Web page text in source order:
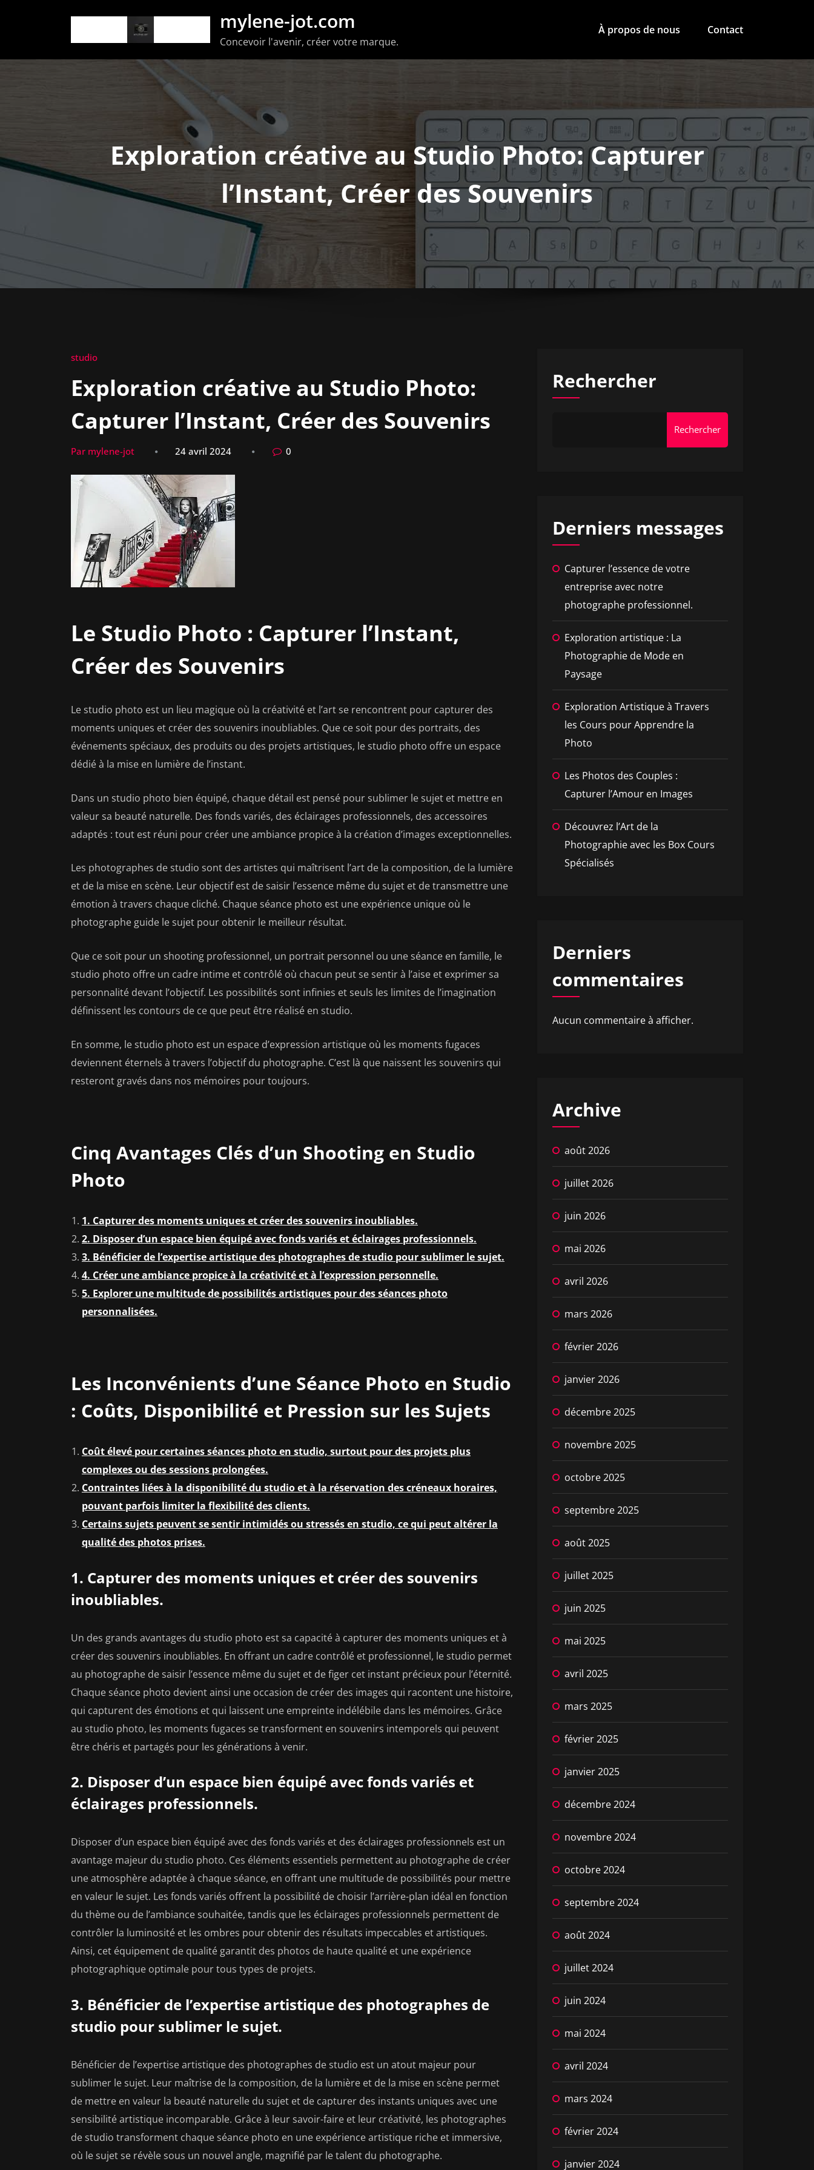
mylene-jot.com
Concevoir l'avenir, créer votre marque.
À propos de nous Contact
Exploration créative au Studio Photo: Capturer
l’Instant, Créer des Souvenirs
studio
Exploration créative au Studio Photo:
Capturer l’Instant, Créer des Souvenirs
Par mylene-jot 24 avril 2024 0
Le Studio Photo : Capturer l’Instant,
Créer des Souvenirs
Le studio photo est un lieu magique où la créativité et l’art se rencontrent pour capturer des
moments uniques et créer des souvenirs inoubliables. Que ce soit pour des portraits, des
événements spéciaux, des produits ou des projets artistiques, le studio photo offre un espace
dédié à la mise en lumière de l’instant.
Dans un studio photo bien équipé, chaque détail est pensé pour sublimer le sujet et mettre en
valeur sa beauté naturelle. Des fonds variés, des éclairages professionnels, des accessoires
adaptés : tout est réuni pour créer une ambiance propice à la création d’images exceptionnelles.
Les photographes de studio sont des artistes qui maîtrisent l’art de la composition, de la lumière
et de la mise en scène. Leur objectif est de saisir l’essence même du sujet et de transmettre une
émotion à travers chaque cliché. Chaque séance photo est une expérience unique où le
photographe guide le sujet pour obtenir le meilleur résultat.
Que ce soit pour un shooting professionnel, un portrait personnel ou une séance en famille, le
studio photo offre un cadre intime et contrôlé où chacun peut se sentir à l’aise et exprimer sa
personnalité devant l’objectif. Les possibilités sont infinies et seuls les limites de l’imagination
définissent les contours de ce que peut être réalisé en studio.
En somme, le studio photo est un espace d’expression artistique où les moments fugaces
deviennent éternels à travers l’objectif du photographe. C’est là que naissent les souvenirs qui
resteront gravés dans nos mémoires pour toujours.
Cinq Avantages Clés d’un Shooting en Studio
Photo
1. Capturer des moments uniques et créer des souvenirs inoubliables.
2. Disposer d’un espace bien équipé avec fonds variés et éclairages professionnels.
3. Bénéficier de l’expertise artistique des photographes de studio pour sublimer le sujet.
4. Créer une ambiance propice à la créativité et à l’expression personnelle.
5. Explorer une multitude de possibilités artistiques pour des séances photo
personnalisées.
Les Inconvénients d’une Séance Photo en Studio
: Coûts, Disponibilité et Pression sur les Sujets
Coût élevé pour certaines séances photo en studio, surtout pour des projets plus
complexes ou des sessions prolongées.
Contraintes liées à la disponibilité du studio et à la réservation des créneaux horaires,
pouvant parfois limiter la flexibilité des clients.
Certains sujets peuvent se sentir intimidés ou stressés en studio, ce qui peut altérer la
qualité des photos prises.
1. Capturer des moments uniques et créer des souvenirs
inoubliables.
Un des grands avantages du studio photo est sa capacité à capturer des moments uniques et à
créer des souvenirs inoubliables. En offrant un cadre contrôlé et professionnel, le studio permet
au photographe de saisir l’essence même du sujet et de figer cet instant précieux pour l’éternité.
Chaque séance photo devient ainsi une occasion de créer des images qui racontent une histoire,
qui capturent des émotions et qui laissent une empreinte indélébile dans les mémoires. Grâce
au studio photo, les moments fugaces se transforment en souvenirs intemporels qui peuvent
être chéris et partagés pour les générations à venir.
2. Disposer d’un espace bien équipé avec fonds variés et
éclairages professionnels.
Disposer d’un espace bien équipé avec des fonds variés et des éclairages professionnels est un
avantage majeur du studio photo. Ces éléments essentiels permettent au photographe de créer
une atmosphère adaptée à chaque séance, en offrant une multitude de possibilités pour mettre
en valeur le sujet. Les fonds variés offrent la possibilité de choisir l’arrière-plan idéal en fonction
du thème ou de l’ambiance souhaitée, tandis que les éclairages professionnels permettent de
contrôler la luminosité et les ombres pour obtenir des résultats impeccables et artistiques.
Ainsi, cet équipement de qualité garantit des photos de haute qualité et une expérience
photographique optimale pour tous types de projets.
3. Bénéficier de l’expertise artistique des photographes de
studio pour sublimer le sujet.
Bénéficier de l’expertise artistique des photographes de studio est un atout majeur pour
sublimer le sujet. Leur maîtrise de la composition, de la lumière et de la mise en scène permet
de mettre en valeur la beauté naturelle du sujet et de capturer des instants uniques avec une
sensibilité artistique incomparable. Grâce à leur savoir-faire et leur créativité, les photographes
de studio transforment chaque séance photo en une expérience artistique riche et immersive,
où le sujet se révèle sous un nouvel angle, magnifié par le talent du photographe.
Rechercher
Rechercher
Derniers messages
Capturer l’essence de votre
entreprise avec notre
photographe professionnel.
Exploration artistique : La
Photographie de Mode en
Paysage
Exploration Artistique à Travers
les Cours pour Apprendre la
Photo
Les Photos des Couples :
Capturer l’Amour en Images
Découvrez l’Art de la
Photographie avec les Box Cours
Spécialisés
Derniers
commentaires
Aucun commentaire à afficher.
Archive
août 2026
juillet 2026
juin 2026
mai 2026
avril 2026
mars 2026
février 2026
janvier 2026
décembre 2025
novembre 2025
octobre 2025
septembre 2025
août 2025
juillet 2025
juin 2025
mai 2025
avril 2025
mars 2025
février 2025
janvier 2025
décembre 2024
novembre 2024
octobre 2024
septembre 2024
août 2024
juillet 2024
juin 2024
mai 2024
avril 2024
mars 2024
février 2024
janvier 2024